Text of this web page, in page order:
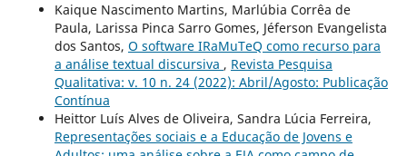
Kaique Nascimento Martins, Marlúbia Corrêa de
Paula, Larissa Pinca Sarro Gomes, Jéferson Evangelista
dos Santos, O software IRaMuTeQ como recurso para
a análise textual discursiva , Revista Pesquisa
Qualitativa: v. 10 n. 24 (2022): Abril/Agosto: Publicação
Contínua
Heittor Luís Alves de Oliveira, Sandra Lúcia Ferreira,
Representações sociais e a Educação de Jovens e